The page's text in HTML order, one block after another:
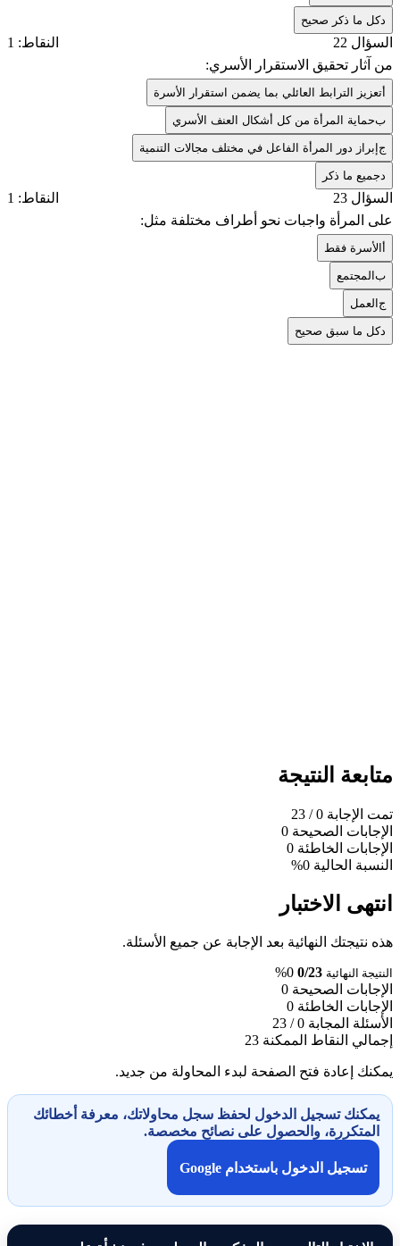
كل ما ذكر صحيح
السؤال 22
النقاط: 1
من آثار تحقيق الاستقرار الأسري:
تعزيز الترابط العائلي بما يضمن استقرار الأسرة
بحماية المرأة من كل أشكال العنف الأسري
جإبراز دور المرأة الفاعل في مختلف مجالات التنمية
جميع ما ذكر
السؤال 23
النقاط: 1
على المرأة واجبات نحو أطراف مختلفة مثل:
الأسرة فقط
بالمجتمع
جالعمل
كل ما سبق صحيح
متابعة النتيجة
تمت الإجابة 0
/ 23
الإجابات الصحيحة 0
الإجابات الخاطئة 0
النسبة الحالية 0%
انتهى الاختبار
هذه نتيجتك النهائية بعد الإجابة عن جميع الأسئلة.
النتيجة النهائية 0/23
0%
الإجابات الصحيحة 0
الإجابات الخاطئة 0
الأسئلة المجابة 0 / 23
إجمالي النقاط الممكنة 23
يمكنك إعادة فتح الصفحة لبدء المحاولة من جديد.
يمكنك تسجيل الدخول لحفظ سجل محاولاتك، معرفة أخطائك
المتكررة، والحصول على نصائح مخصصة.
تسجيل الدخول باستخدام Google